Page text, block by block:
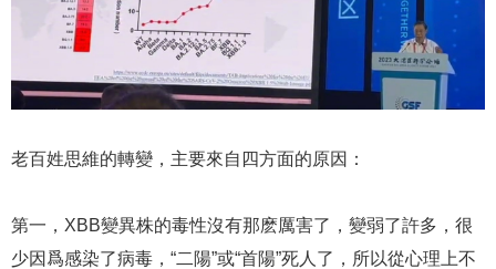
老百姓思維的轉變，主要來自四方面的原因：
第一，XBB變異株的毒性沒有那麽厲害了，變弱了許多，很
少因爲感染了病毒，“二陽”或“首陽”死人了，所以從心理上不